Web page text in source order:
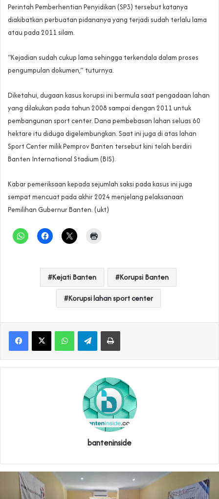
Perintah Pemberhentian Penyidikan (SP3) tersebut katanya
diakibatkan perbuatan pidananya yang terjadi sudah terlalu lama
atau pada 2011 silam.
“Kejadian sudah cukup lama sehingga terkendala dalam proses
pengumpulan dokumen,” tuturnya.
Diketahui, dugaan kasus korupsi ini bermula saat pengadaan lahan
yang dilakukan pada tahun 2008 sampai dengan 2011 untuk
pembangunan sport center. Dana pembebasan lahan seluas 60
hektare itu diduga digelembungkan. Saat ini juga di atas lahan
Sport Center milik Pemprov Banten tersebut kini telah berdiri
Banten International Stadium (BIS).
Kabar pemeriksaan kepada sejumlah saksi pada kasus ini juga
sempat mencuat pada akhir 2024 menjelang pelaksanaan
Pemilihan Gubernur Banten. (ukt)
Kejati Banten Korupsi Banten
Korupsi lahan sport center
WhatsAppTelegramPrint
banteninside